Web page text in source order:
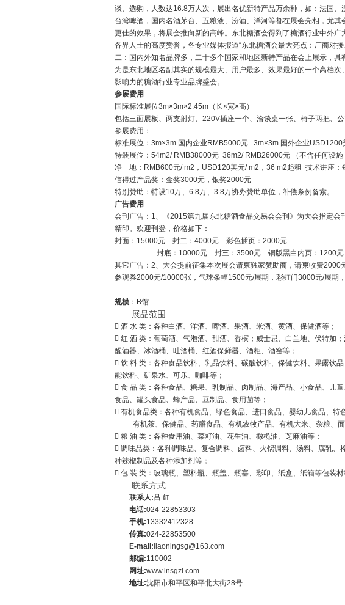
谈、选购，人数达16.8万人次，展出名优新特产品万余种，如：法国、
台湾啤酒，国内名酒茅台、五粮液、汾酒、洋河等都在展会亮相，尤
更佳的效果，将展会推向新的高峰。东北糖酒会得到了糖酒行业中外
各界人士的高度赞誉，各专业媒体报道“东北糖酒会最大亮点：厂商对
二：国内外知名品牌多，二十多个国家和地区新特产品在会上展示，具
为是东北地区名副其实的规模最大、用户最多、效果最好的一个高档
影响力的糖酒行业专业品牌盛会。
参展费用
国际标准展位3m×3m×2.45m（长×宽×高）
包括三面展板、两支射灯、220V插座一个、洽谈桌一张、椅子两把、公
参展费用：
标准展位：3m×3m 国内企业RMB5000元 3m×3m 国外企业USD1200
特装展位：54m2/ RMB38000元 36m2/ RMB26000元 （不含任何设施
净 地：RMB600元/ m2，USD120美元/ m2，36 m2起租 技术讲座：
信得过产品奖：金奖3000元，银奖2000元
特别赞助：特设10万、6.8万、3.8万协办赞助单位，补偿条例备索。
广告费用
会刊广告：1、《2015第九届东北糖酒食品交易会会刊》为大会指定
精印。欢迎刊登，价格如下：
封面：15000元 封二：4000元 彩色插页：2000元
封底：10000元 封三：3500元 铜版黑白内页：1200元
其它广告：2、大会提前征集本次展会请柬独家赞助商，请柬收费2000
参观券2000元/10000张，气球条幅1500元/展期，彩虹门3000元/展期
规模 ：B馆
展品范围
 酒 水 类：各种白酒、洋酒、啤酒、果酒、米酒、黄酒、保健酒等；
 红 酒 类：葡萄酒、气泡酒、甜酒、香槟；威士忌、白兰地、伏特加
醒酒器、冰酒桶、吐酒桶、红酒保鲜器、酒柜、酒窑等；
 饮 料 类：各种食品饮料、乳品饮料、碳酸饮料、保健饮料、果露饮
能饮料、矿泉水、可乐、咖啡等；
 食 品 类：各种食品、糖果、乳制品、肉制品、海产品、小食品、儿
食品、罐头食品、蜂产品、豆制品、食用菌等；
 有机食品类：各种有机食品、绿色食品、进口食品、婴幼儿食品、特
有机茶、保健品、药膳食品、有机农牧产品、有机大米、杂粮、面
 粮 油 类：各种食用油、菜籽油、花生油、橄榄油、芝麻油等；
 调味品类：各种调味品、复合调料、卤料、火锅调料、汤料、腐乳、
种辣椒制品及各种添加剂等；
 包 装 类：玻璃瓶、塑料瓶、瓶盖、瓶塞、彩印、纸盒、纸箱等包装材
联系方式
联系人:吕 红
电话:024-22853303
手机:13332412328
传真:024-22853500
E-mail: liaoningsg@163.com
邮编:110002
网址:www.lnsgzl.com
地址:沈阳市和平区和平北大街28号